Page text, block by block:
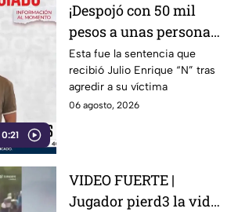
0:21
¡Despojó con 50 mil
pesos a unas personas
en Irapuato! Así fue
detenido el presunto
responsable
Esta fue la sentencia que
recibió Julio Enrique “N” tras
agredir a su víctima
06 agosto, 2026
VIDEO FUERTE |
Jugador pierd3 la vid4